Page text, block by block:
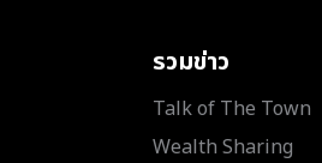
รวมข่าว
Talk of The Town
Wealth Sharing